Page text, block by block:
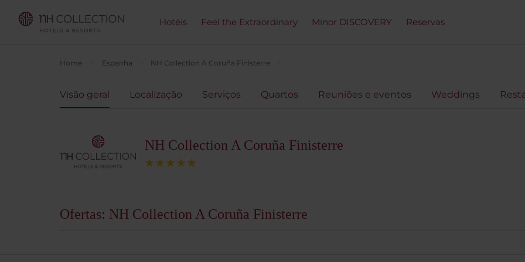
Hotéis Feel the Extraordinary Minor DISCOVERY Reservas
Home Espanha NH Collection A Coruña Finisterre
Visão geral Localização Serviços Quartos Reuniões e eventos Weddings
NH Collection A Coruña Finisterre
Ofertas: NH Collection A Coruña Finisterre